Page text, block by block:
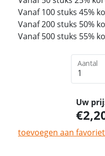
Vanaf 100 stuks 45%
Vanaf 200 stuks 50%
Vanaf 500 stuks 55%
Aantal
Uw
toevoegen aan